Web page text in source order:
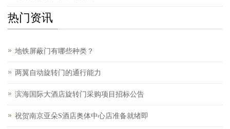
热门资讯
地铁屏蔽门有哪些种类？
两翼自动旋转门的通行能力
滨海国际大酒店旋转门采购项目招标公告
祝贺南京亚朵S酒店奥体中心店准备就绪即